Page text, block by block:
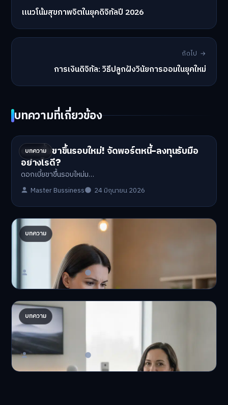
แนวโน้มสุขภาพจิตในยุคดิจิทัลปี 2026
ถัดไป →
การเงินดิจิทัล: วิธีปลูกฝังวินัยการออมในยุคใหม่
บทความที่เกี่ยวข้อง
บทความ
ดอกเบี้ยขาขึ้นรอบใหม่! จัดพอร์ตหนี้-ลงทุนรับมือ
อย่างไรดี?
ดอกเบี้ยขาขึ้นรอบใหม่ม…
Master Bussiness 24 มิถุนายน 2026
บทความ
ปรับพอร์ตรับ ‘เงินดิจิทัล 2.0’ จัดสรรงบอย่างไรไม่
ให้พัง
'เงินดิจิทัล 2.0' มาแล…
Master Bussiness 23 มิถุนายน 2026
บทความ
AI จัดพอร์ตให้ปัง! เทรนด์ลงทุนยุคใหม่ ไม่ต้องเฝ้า
จอ
AI จัดพอร์ตให้ปัง! หมด…
Master Bussiness 23 มิถุนายน 2026